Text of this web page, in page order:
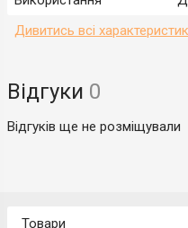
Дивитись всі
Відгуки 0
Відгуків ще не розміщували
Товари